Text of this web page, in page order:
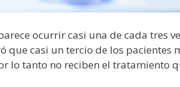
ocurrir casi una de cada tres
que casi un tercio de los pacientes
lo tanto no reciben el tratamiento